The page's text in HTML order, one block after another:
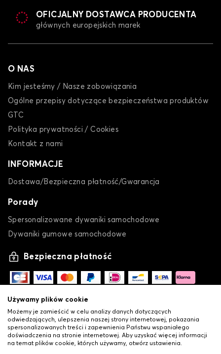
OFICJALNY DOSTAWCA PRODUCENTA
głównych europejskich marek
O NAS
Kim jesteśmy / Nasze zobowiązania
Ogólne przepisy dotyczące bezpieczeństwa produktów
GTC
Polityka prywatności / Cookies
Kontakt z nami
INFORMACJE
Dostawa/Bezpieczna płatność/Gwarancja
Porady
Spersonalizowane dywaniki samochodowe
Dywaniki gumowe samochodowe
Bezpieczna płatność
Używamy plików cookie
Możemy je zamieścić w celu analizy danych dotyczących
odwiedzających, ulepszenia naszej strony internetowej, pokazania
spersonalizowanych treści i zapewnienia Państwu wspaniałego
doświadczenia na stronie internetowej. Aby uzyskać więcej informacji
na temat plików cookie, których używamy, otwórz ustawienia.